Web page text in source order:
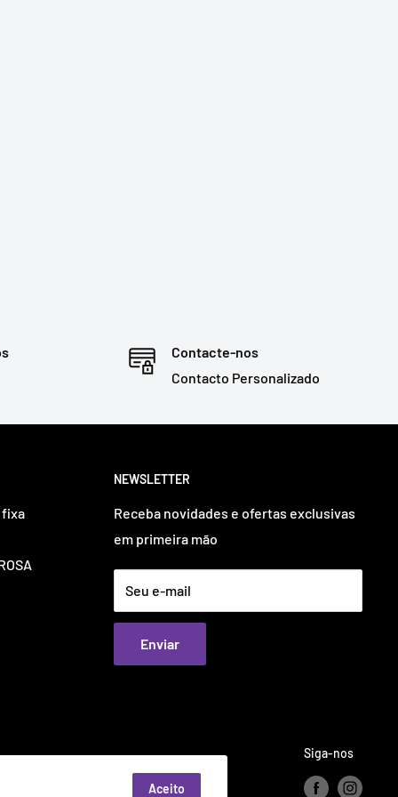
Contacte-nos
Contacto Personalizado
fixa
NEWSLETTER
Receba novidades e ofertas exclusivas
em primeira mão
Seu e-mail
Enviar
Siga-nos
Aceito